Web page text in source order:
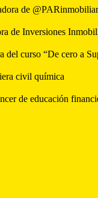
de
de Inversiones
del curso “De cero a
civil química
de educación